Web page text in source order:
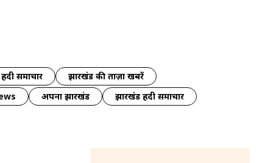
हिंदी समाचार
झारखंड की ताज़ा खबरें
अपना झारखंड
झारखंड हिंदी समाचार